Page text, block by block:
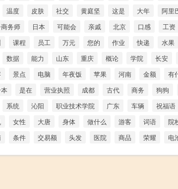
温度 皮肤 社交 黄庭坚 这是 大年 阿里
务师 日本 可能会 亲戚 北京 口感 工资
课程 员工 万元 您的 作业 快递 水果
数据 能力 山东 重庆 概论 学院 长安
景点 电脑 年夜饭 苹果 河南 金额 有
是在 营业执照 成都 古代 商务 狗狗
系统 沁阳 职业技术学院 广东 车辆 祝福语
女性 大唐 身体 做什么 游客 词语 院
条件 交易额 头发 医院 商品 荣耀 电